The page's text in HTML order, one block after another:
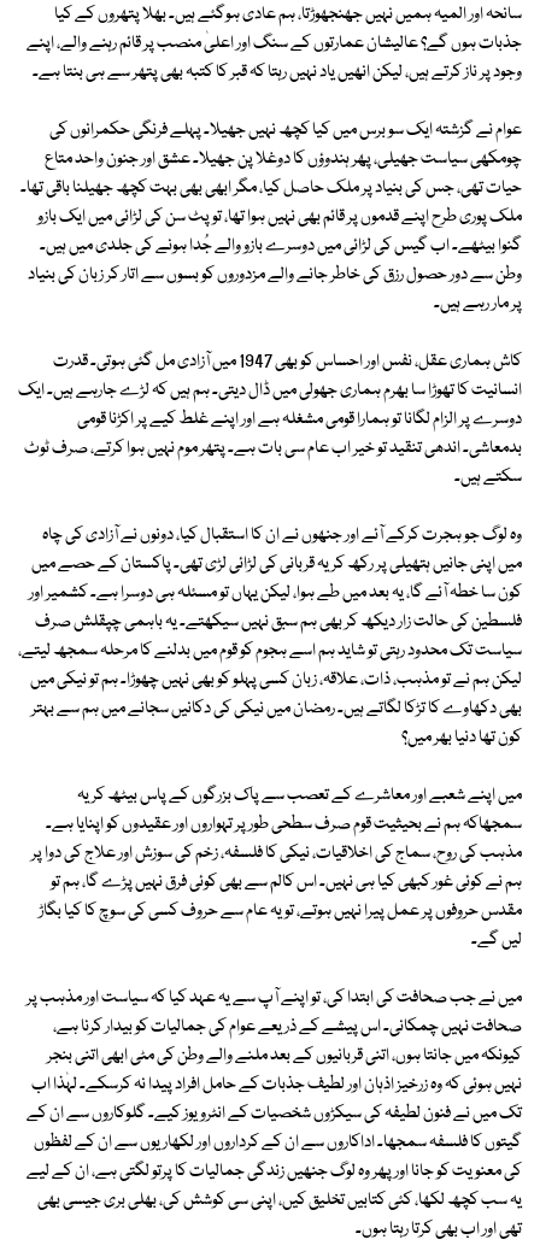
سانحہ اور المیہ ہمیں نہیں جھنجھوڑتا، ہم عادی ہوگئے ہیں۔ بھلا پتھروں کے کیا
جذبات ہوں گے؟ عالیشان عمارتوں کے سنگ اور اعلیٰ منصب پر قائم رہنے والے، اپنے
وجود پر ناز کرتے ہیں، لیکن انھیں یاد نہیں رہتا کہ قبر کا کتبہ بھی پتھر سے ہی بنتا ہے۔
عوام نے گزشتہ ایک سو برس میں کیا کچھ نہیں جھیلا۔ پہلے فرنگی حکمرانوں کی
چومکھی سیاست جھیلی، پھر ہندوؤں کا دوغلا پن جھیلا۔ عشق اور جنون واحد متاع
حیات تھی، جس کی بنیاد پر ملک حاصل کیا، مگر ابھی بھی بہت کچھ جھیلنا باقی تھا۔
ملک پوری طرح اپنے قدموں پر قائم بھی نہیں ہوا تھا، تو پٹ سن کی لڑائی میں ایک بازو
گنوا بیٹھے۔ اب گیس کی لڑائی میں دوسرے بازو والے جُدا ہونے کی جلدی میں ہیں۔
وطن سے دور حصول رزق کی خاطر جانے والے مزدوروں کو بسوں سے اتار کر زبان کی بنیاد
پر مار رہے ہیں۔
کاش ہماری عقل، نفس اور احساس کو بھی 1947 میں آزادی مل گئی ہوتی۔ قدرت
انسانیت کا تھوڑا سا بھرم ہماری جھولی میں ڈال دیتی۔ ہم ہیں کہ لڑے جارہے ہیں۔ ایک
دوسرے پر الزام لگانا تو ہمارا قومی مشغلہ ہے اور اپنے غلط کیے پر اکڑنا قومی
بدمعاشی۔ اندھی تنقید تو خیر اب عام سی بات ہے۔ پتھر موم نہیں ہوا کرتے، صرف ٹوٹ
سکتے ہیں۔
وہ لوگ جو ہجرت کرکے آئے اور جنھوں نے ان کا استقبال کیا، دونوں نے آزادی کی چاہ
میں اپنی جانیں ہتھیلی پر رکھ کر یہ قربانی کی لڑائی لڑی تھی۔ پاکستان کے حصے میں
کون سا خطہ آئے گا، یہ بعد میں طے ہوا، لیکن یہاں تو مسئلہ ہی دوسرا ہے۔ کشمیر اور
فلسطین کی حالت زار دیکھ کر بھی ہم سبق نہیں سیکھتے۔ یہ باہمی چپقلش صرف
سیاست تک محدود رہتی تو شاید ہم اسے ہجوم کو قوم میں بدلنے کا مرحلہ سمجھ لیتے،
لیکن ہم نے تو مذہب، ذات، علاقہ، زبان کسی پہلو کو بھی نہیں چھوڑا۔ ہم تو نیکی میں
بھی دکھاوے کا تڑکا لگاتے ہیں۔ رمضان میں نیکی کی دکانیں سجانے میں ہم سے بہتر
کون تھا دنیا بھر میں؟
میں اپنے شعبے اور معاشرے کے تعصب سے پاک بزرگوں کے پاس بیٹھ کر یہ
سمجھاکہ ہم نے بحیثیت قوم صرف سطحی طور پر تہواروں اور عقیدوں کو اپنایا ہے۔
مذہب کی روح، سماج کی اخلاقیات، نیکی کا فلسفہ، زخم کی سوزش اور علاج کی دوا پر
ہم نے کوئی غور کبھی کیا ہی نہیں۔ اس کالم سے بھی کوئی فرق نہیں پڑے گا، ہم تو
مقدس حروفوں پر عمل پیرا نہیں ہوتے، تو یہ عام سے حروف کسی کی سوچ کا کیا بگاڑ
لیں گے۔
میں نے جب صحافت کی ابتدا کی، تو اپنے آپ سے یہ عہد کیا کہ سیاست اور مذہب پر
صحافت نہیں چمکانی۔ اس پیشے کے ذریعے عوام کی جمالیات کو بیدار کرنا ہے،
کیونکہ میں جانتا ہوں، اتنی قربانیوں کے بعد ملنے والے وطن کی مٹی ابھی اتنی بنجر
نہیں ہوئی کہ وہ زرخیز اذہان اور لطیف جذبات کے حامل افراد پیدا نہ کرسکے۔ لہٰذا اب
تک میں نے فنون لطیفہ کی سیکڑوں شخصیات کے انٹرویوز کیے۔ گلوکاروں سے ان کے
گیتوں کا فلسفہ سمجھا۔ اداکاروں سے ان کے کرداروں اور لکھاریوں سے ان کے لفظوں
کی معنویت کو جانا اور پھر وہ لوگ جنھیں زندگی جمالیات کا پرتو لگتی ہے، ان کے لیے
یہ سب کچھ لکھا، کئی کتابیں تخلیق کیں، اپنی سی کوشش کی، بھلی بری جیسی بھی
تھی اور اب بھی کرتا رہتا ہوں۔